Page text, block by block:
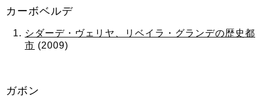
カーボベルデ
シダーデ・ヴェリヤ、リベイラ・グランデの歴史都
市 (2009)
ガボン